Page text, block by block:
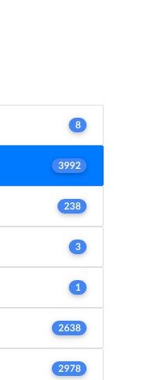
8
3992
238
3
1
2638
2978